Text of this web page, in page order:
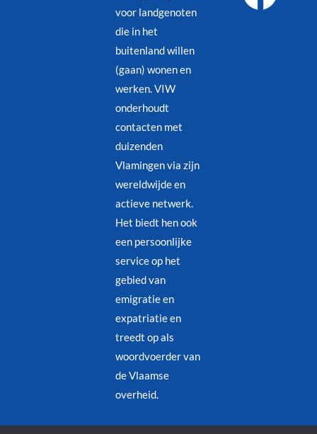
voor landgenoten
die in het
buitenland willen
(gaan) wonen en
werken. VIW
onderhoudt
contacten met
duizenden
Vlamingen via zijn
wereldwijde en
actieve netwerk.
Het biedt hen ook
een persoonlijke
service op het
gebied van
emigratie en
expatriatie en
treedt op als
woordvoerder van
de Vlaamse
overheid.